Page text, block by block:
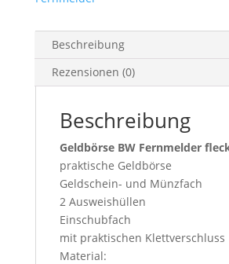
Beschreibung
Rezensionen (0)
Beschreibung
Geldbörse BW Fernmelder
praktische Geldbörse
Geldschein- und Münzfach
2 Ausweishüllen
Einschubfach
mit praktischen Klettverschluss
Material: